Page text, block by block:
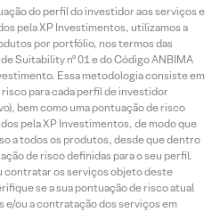
do perfil do investidor aos serviços e
pela XP Investimentos, utilizamos a
por portfólio, nos termos das
Suitability nº 01 e do Código ANBIMA
Essa metodologia consiste em
para cada perfil de investidor
bem como uma pontuação de risco
pela XP Investimentos, de modo que
a todos os produtos, desde que dentro
de risco definidas para o seu perfil.
contratar os serviços objeto deste
se a sua pontuação de risco atual
e/ou a contratação dos serviços em